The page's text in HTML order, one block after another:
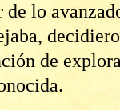
de lo
de